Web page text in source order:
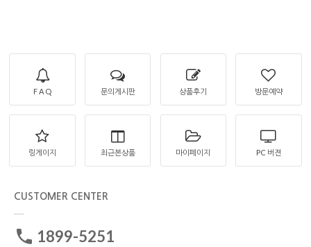
F A Q 문의게시판 상품후기 방문예약
링게이지 최근본상품 마이페이지 PC 버젼
CUSTOMER CENTER
1899-5251